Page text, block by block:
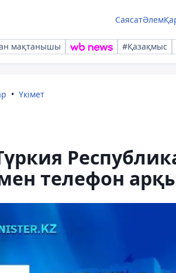
СаясатӘлем
мақтанышы #Қазақмыс
Үкімет
телефон